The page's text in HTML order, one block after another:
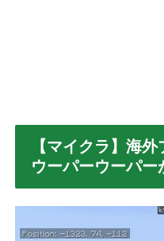
【マイクラ】海
ウーパーウーパー